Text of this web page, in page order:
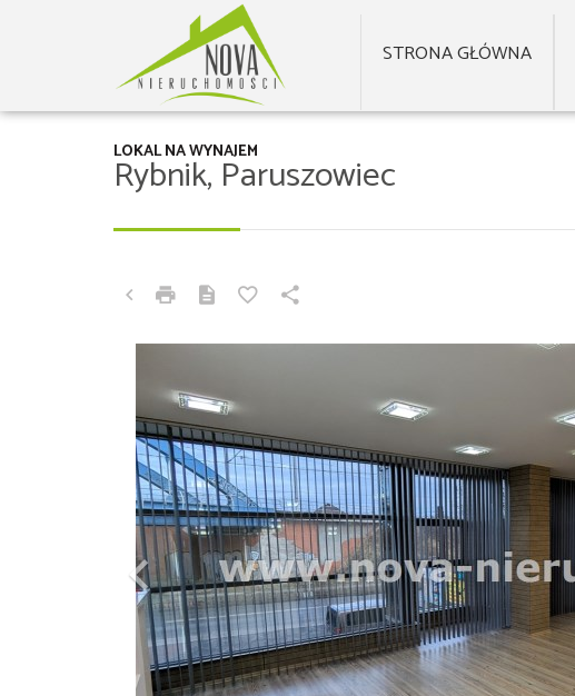
STRONA GŁÓWNA
Rybnik, Paruszowiec
LOKAL NA WYNAJEM